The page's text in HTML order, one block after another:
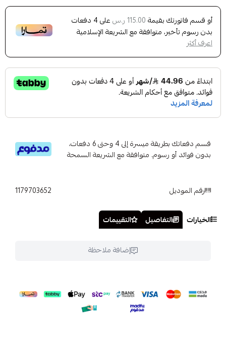
أو قسم فاتورتك بقيمة 115.00 ر.س على4 دفعات
بدون رسوم تأخير، متوافقة مع الشريعة الإسلامية
اعرف أكثر
قسم دفعاتك بطريقة ميسرة إلى 4 وحتى 6 دفعات،
بدون فوائد أو رسوم. متوافقة مع الشريعة السمحة
رقم الموديل 1179703652
الخيارات التفاصيل التقييمات
إضافة ملاحظة